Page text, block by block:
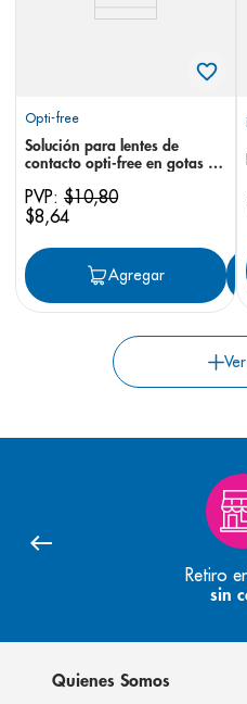
Opti-free
Solución para lentes de
contacto opti-free en gotas 90
PVP: $10,80
$8,64
Agregar
Retiro
sin
Quienes Somos